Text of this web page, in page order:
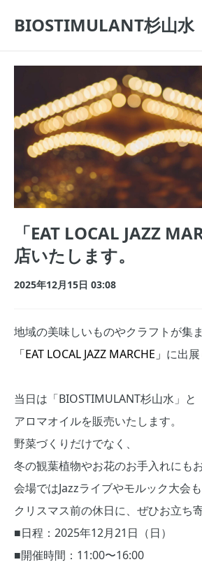
BIOSTIMULANT杉山水
「⁡EAT LOCAL JAZZ
店いたします。
2025年12月15日 03:08
地域の美味しいものやクラフトが集ま
「EAT LOCAL JAZZ MARCHE 」 に出展
当日は「BIOSTIMULANT杉山水」と
アロマオイルを販売いたします。
野菜づくりだけでなく、
冬の観葉植物やお花のお手入れにも
会場ではJazzライブやモルック大会も
クリスマス前の休日に、ぜひお立ち
■日程：2025年12月21日（日）
■開催時間：11:00〜16:00